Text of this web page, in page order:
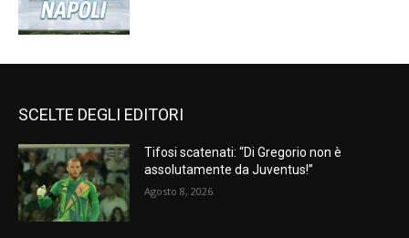
SCELTE DEGLI EDITORI
Tifosi scatenati: “Di Gregorio non è
assolutamente da Juventus!”
Agosto 8, 2026